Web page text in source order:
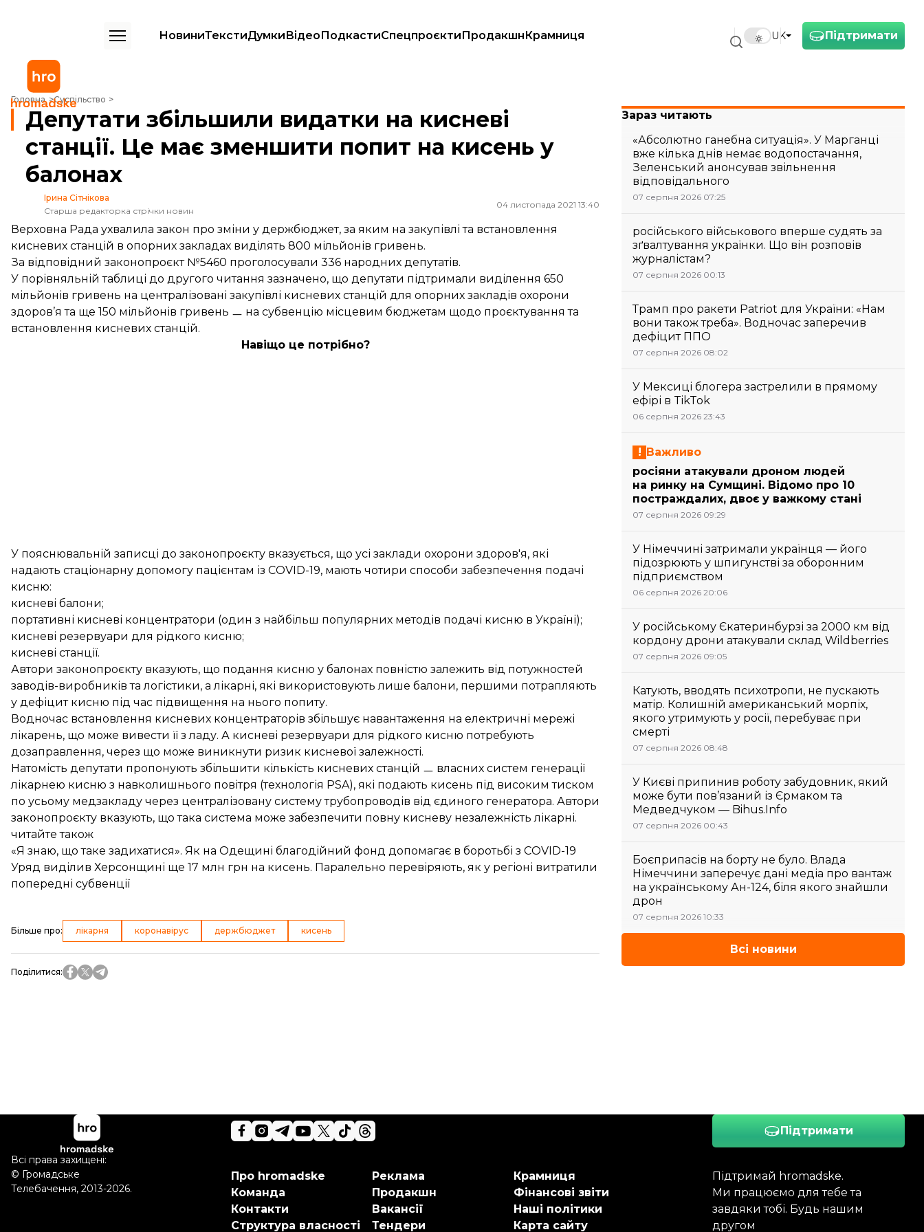
Підтримати
UK
НовиниТекстиДумкиВідеоПодкастиСпецпроєктиПродакшнКрамниця
Головна Суспільство
Депутати збільшили видатки на кисневі станції. Це має зменшити попит на кисень у балонах
Депутати збільшили видатки на кисневі
станції. Це має зменшити попит на кисень у
балонах
Ірина Сітнікова
Старша редакторка стрічки новин
04 листопада 2021 13:40
Верховна Рада ухвалила закон про зміни у держбюджет, за яким на закупівлі та встановлення
кисневих станцій в опорних закладах виділять 800 мільйонів гривень.
За відповідний законопроєкт №5460 проголосували 336 народних депутатів.
У порівняльній таблиці до другого читання зазначено, що депутати підтримали виділення 650
мільйонів гривень на централізовані закупівлі кисневих станцій для опорних закладів охорони
здоров’я та ще 150 мільйонів гривень ㅡ на субвенцію місцевим бюджетам щодо проєктування та
встановлення кисневих станцій.
Навіщо це потрібно?
У пояснювальній записці до законопроєкту вказується, що усі заклади охорони здоров'я, які
надають стаціонарну допомогу пацієнтам із COVID-19, мають чотири способи забезпечення подачі
кисню:
кисневі балони;
портативні кисневі концентратори (один з найбільш популярних методів подачі кисню в Україні);
кисневі резервуари для рідкого кисню;
кисневі станції.
Автори законопроєкту вказують, що подання кисню у балонах повністю залежить від потужностей
заводів-виробників та логістики, а лікарні, які використовують лише балони, першими потрапляють
у дефіцит кисню під час підвищення на нього попиту.
Водночас встановлення кисневих концентраторів збільшує навантаження на електричні мережі
лікарень, що може вивести її з ладу. А кисневі резервуари для рідкого кисню потребують
дозаправлення, через що може виникнути ризик кисневої залежності.
Натомість депутати пропонують збільшити кількість кисневих станцій ㅡ власних систем генерації
лікарнею кисню з навколишнього повітря (технологія PSA), які подають кисень під високим тиском
по усьому медзакладу через централізовану систему трубопроводів від єдиного генератора. Автори
законопроєкту вказують, що така система може забезпечити повну кисневу незалежність лікарні.
читайте також
«Я знаю, що таке задихатися». Як на Одещині благодійний фонд допомагає в боротьбі з COVID-19
Уряд виділив Херсонщині ще 17 млн грн на кисень. Паралельно перевіряють, як у регіоні витратили
попередні субвенції
Більше про: лікарня коронавірус держбюджет кисень
Поділитися:
Зараз читають
«Абсолютно ганебна ситуація». У Марганці
вже кілька днів немає водопостачання,
Зеленський анонсував звільнення
відповідального
07 серпня 2026 07:25
російського військового вперше судять за
зґвалтування українки. Що він розповів
журналістам?
07 серпня 2026 00:13
Трамп про ракети Patriot для України: «Нам
вони також треба». Водночас заперечив
дефіцит ППО
07 серпня 2026 08:02
У Мексиці блогера застрелили в прямому
ефірі в TikTok
06 серпня 2026 23:43
Важливо
росіяни атакували дроном людей
на ринку на Сумщині. Відомо про 10
постраждалих, двоє у важкому стані
07 серпня 2026 09:29
У Німеччині затримали українця — його
підозрюють у шпигунстві за оборонним
підприємством
06 серпня 2026 20:06
У російському Єкатеринбурзі за 2000 км від
кордону дрони атакували склад Wildberries
07 серпня 2026 09:05
Катують, вводять психотропи, не пускають
матір. Колишній американський морпіх,
якого утримують у росії, перебуває при
смерті
07 серпня 2026 08:48
У Києві припинив роботу забудовник, який
може бути пов’язаний із Єрмаком та
Медведчуком — Bihus.Info
07 серпня 2026 00:43
Боєприпасів на борту не було. Влада
Німеччини заперечує дані медіа про вантаж
на українському Ан-124, біля якого знайшли
дрон
07 серпня 2026 10:33
Всі новини
Підтримати
Підтримай hromadske.
Ми працюємо для тебе та
завдяки тобі. Будь нашим
другом
Про hromadske
Команда
Контакти
Структура власності
Реклама
Продакшн
Вакансії
Тендери
Крамниця
Фінансові звіти
Наші політики
Карта сайту
Всі права захищені:
© Громадське
Телебачення, 2013-2026.